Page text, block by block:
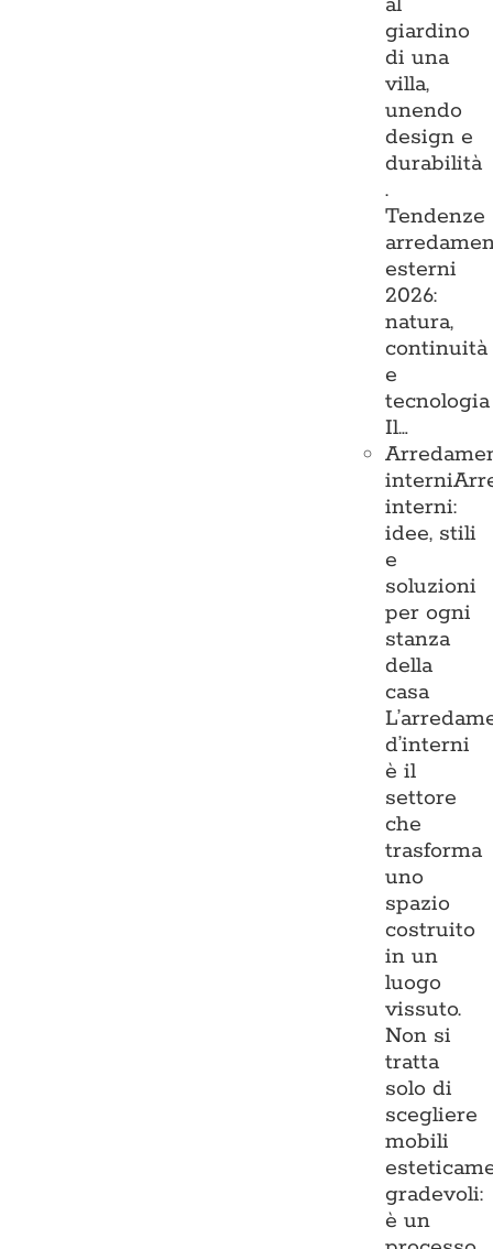
giardino
di una
villa,
unendo
design e
durabilità
.
Tendenze
esterni
2026:
natura,
continuità
e
tecnologia
Il…
interni
interni:
idee, stili
e
soluzioni
per ogni
stanza
della
casa
d’interni
è il
settore
che
trasforma
uno
spazio
costruito
in un
luogo
vissuto.
Non si
tratta
solo di
scegliere
mobili
gradevoli:
è un